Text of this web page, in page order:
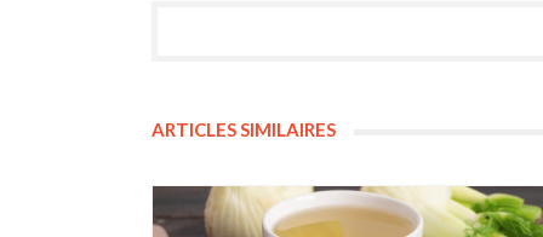
ARTICLES SIMILAIRES